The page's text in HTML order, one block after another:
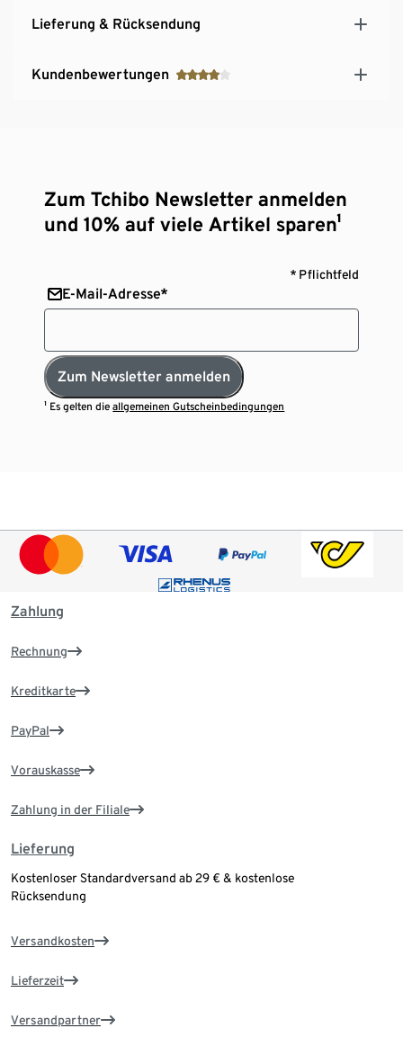
Lieferung & Rücksendung
Kundenbewertungen
Zum Tchibo Newsletter anmelden
und 10% auf viele Artikel sparen¹
* Pflichtfeld
E-Mail-Adresse*
Zum Newsletter anmelden
¹ Es gelten dieallgemeinen Gutscheinbedingungen
Zahlung
Rechnung
Kreditkarte
PayPal
Vorauskasse
Zahlung in der Filiale
Lieferung
Kostenloser Standardversand ab 29 € & kostenlose
Rücksendung
Versandkosten
Lieferzeit
Versandpartner